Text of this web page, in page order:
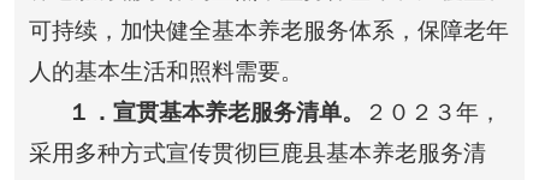
可持续，加快健全基本养老服务体系，保障老年
人的基本生活和照料需要。
１ ．宣贯基本养老服务清单。
２０２３年，
采用多种方式宣传贯彻巨鹿县基本养老服务清